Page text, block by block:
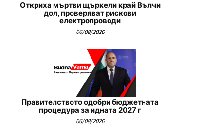
Откриха мъртви щъркели край Вълчи
дол, проверяват рискови
електропроводи
06/08/2026
Правителството одобри бюджетната
процедура за идната 2027 г
06/08/2026